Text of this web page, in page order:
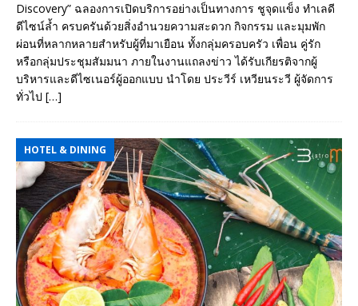
Discovery” ฉลองการเปิดบริการอย่างเป็นทางการ ชูจุดแข็ง ทำเลดี
ดีไซน์ล้ำ ครบครันด้วยสิ่งอำนวยความสะดวก กิจกรรม และมุมพัก
ผ่อนที่หลากหลายสำหรับผู้ที่มาเยือน ทั้งกลุ่มครอบครัว เพื่อน คู่รัก
หรือกลุ่มประชุมสัมมนา ภายในงานแถลงข่าว ได้รับเกียรติจากผู้
บริหารและดีไซเนอร์ผู้ออกแบบ นำโดย ประวีร์ เหวียนระวี ผู้จัดการ
ทั่วไป […]
HOTEL & DINING